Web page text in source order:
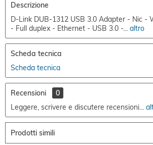
Descrizione
D-Link DUB-1312 USB 3.0 Adapter - Nic -
- Full duplex - Ethernet - USB 3.0 -... altro
Scheda tecnica
Scheda tecnica
Recensioni
0
Leggere, scrivere e discutere recensioni...
Prodotti simili